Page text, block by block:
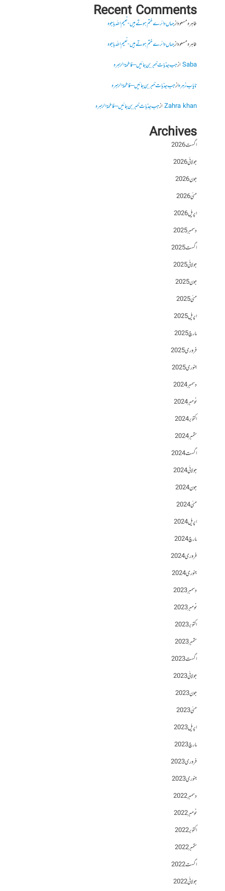
Recent Comments
طاہرہ مسعودازجہاں دائرے ختم ہوتے ہیں- نعیم اللہ باجوہ
طاہرہ مسعودازجہاں دائرے ختم ہوتے ہیں- نعیم اللہ باجوہ
Sabaازجب جذبات خبر بن جائیں – فاطمۃالزہرہ
نایاب زہرہازجب جذبات خبر بن جائیں – فاطمۃالزہرہ
Zahra khanازجب جذبات خبر بن جائیں – فاطمۃالزہرہ
Archives
اگست 2026
جولائی 2026
جون 2026
مئی 2026
اپریل 2026
دسمبر 2025
اگست 2025
جولائی 2025
جون 2025
مئی 2025
اپریل 2025
مارچ 2025
فروری 2025
جنوری 2025
دسمبر 2024
نومبر 2024
اکتوبر 2024
ستمبر 2024
اگست 2024
جولائی 2024
جون 2024
مئی 2024
اپریل 2024
مارچ 2024
فروری 2024
جنوری 2024
دسمبر 2023
نومبر 2023
اکتوبر 2023
ستمبر 2023
اگست 2023
جولائی 2023
جون 2023
مئی 2023
اپریل 2023
مارچ 2023
فروری 2023
جنوری 2023
دسمبر 2022
نومبر 2022
اکتوبر 2022
ستمبر 2022
اگست 2022
جولائی 2022